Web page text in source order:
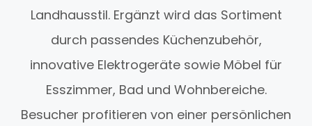
Landhausstil. Ergänzt wird das Sortiment
durch passendes Küchenzubehör,
innovative Elektrogeräte sowie Möbel für
Esszimmer, Bad und Wohnbereiche.
Besucher profitieren von einer persönlichen